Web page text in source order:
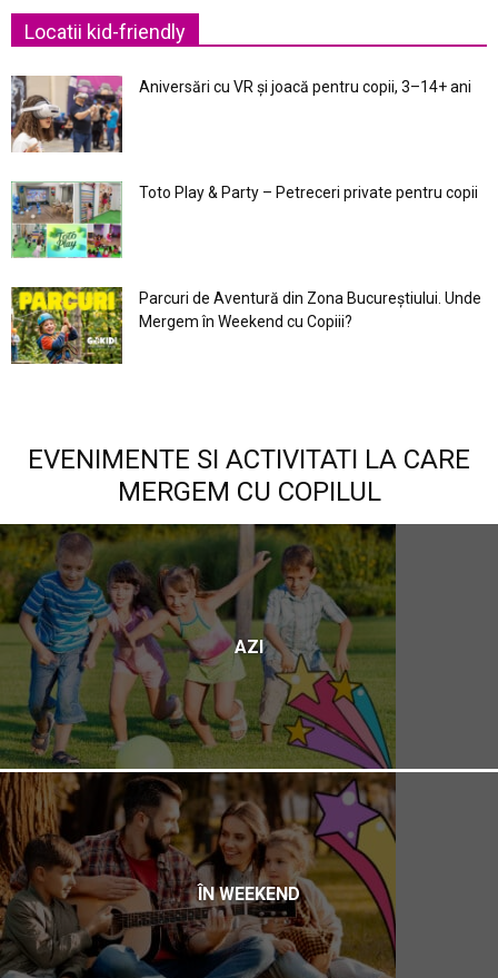
Locatii kid-friendly
Aniversări cu VR și joacă pentru copii, 3–14+ ani
Toto Play & Party – Petreceri private pentru copii
Parcuri de Aventură din Zona Bucureştiului. Unde
Mergem în Weekend cu Copiii?
EVENIMENTE SI ACTIVITATI LA CARE
MERGEM CU COPILUL
AZI
ÎN WEEKEND